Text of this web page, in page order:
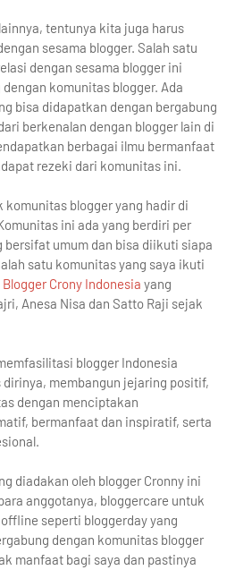
tentunya kita juga harus
sesama blogger. Salah satu
dengan sesama blogger ini
komunitas blogger. Ada
bisa didapatkan dengan bergabung
berkenalan dengan blogger lain di
berbagai ilmu bermanfaat
rezeki dari komunitas ini.
komunitas blogger yang hadir di
ini ada yang berdiri per
bersifat umum dan bisa diikuti siapa
satu komunitas yang saya ikuti
Crony Indonesia yang
Anesa Nisa dan Satto Raji sejak
blogger Indonesia
membangun jejaring positif,
dengan menciptakan
bermanfaat dan inspiratif, serta
diadakan oleh blogger Cronny ini
anggotanya, bloggercare untuk
seperti bloggerday yang
dengan komunitas blogger
manfaat bagi saya dan pastinya